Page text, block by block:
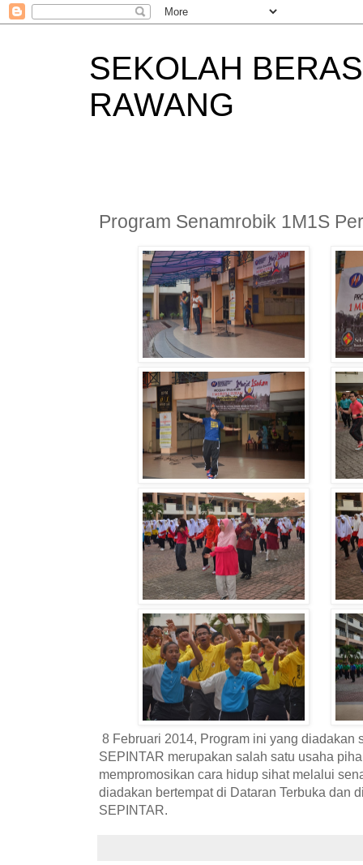
SEKOLAH
RAWANG
Program Senamrobik 1M1S
8 Februari 2014, Program ini yang diadakan
SEPINTAR merupakan salah satu usaha
mempromosikan cara hidup sihat melalui
diadakan bertempat di Dataran Terbuka dan
SEPINTAR.